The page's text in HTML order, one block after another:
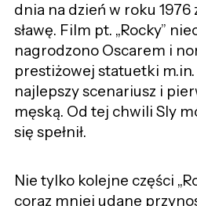
dnia na dzień w roku
sławę. Film pt. „Rocky”
nagrodzono Oscarem i
prestiżowej statuetki
najlepszy scenariusz i
męską. Od tej chwili Sly
się spełnił.
Nie tylko kolejne części
coraz mniej udane